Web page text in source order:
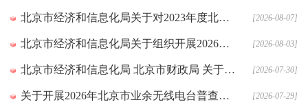
北京市经济和信息化局关于对2023年度北京市创新型中小企业到期复核通过的企业名单进行公告的通知 [2026-08-07]
北京市经济和信息化局关于组织开展2026年工业和信息化领域创新任务揭榜挂帅申报工作的通知 [2026-08-03]
北京市经济和信息化局 北京市财政局 关于印发2026年北京市高精尖产业发展项目资金和支持中小企业发展资金实施指南（第二批）的通知 [2026-07-30]
关于开展2026年北京市业余无线电台普查工作的通知 [2026-07-29]